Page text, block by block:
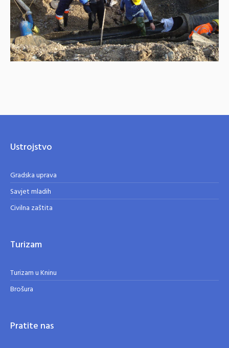
Ustrojstvo
Gradska uprava
Savjet mladih
Civilna zaštita
Turizam
Turizam u Kninu
Brošura
Pratite nas